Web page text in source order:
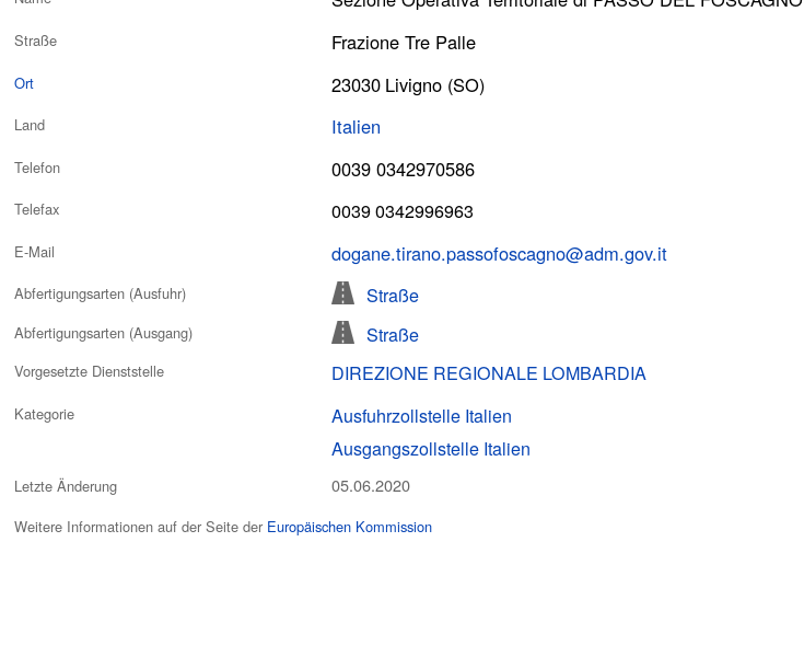
Straße Frazione Tre Palle
Ort 23030 Livigno (SO)
Land Italien
Telefon 0039 0342970586
Telefax 0039 0342996963
E-Mail dogane.tirano.passofoscagno@adm.gov.it
Abfertigungsarten (Ausfuhr) Straße
Abfertigungsarten (Ausgang) Straße
Vorgesetzte Dienststelle DIREZIONE REGIONALE LOMBARDIA
Kategorie
Ausfuhrzollstelle Italien
Ausgangszollstelle Italien
Letzte Änderung 05.06.2020
Weitere Informationen auf der Seite der Europäischen Kommission